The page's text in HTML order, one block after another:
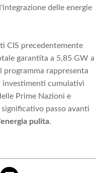
delle energie
CIS precedentemente
garantita a 5,85 GW a
programma rappresenta
cumulativi
Prime Nazioni e
passo avanti
pulita.